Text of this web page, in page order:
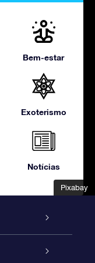
Pixabay
Pixabay
Bem-estar
Exoterismo
Notícias